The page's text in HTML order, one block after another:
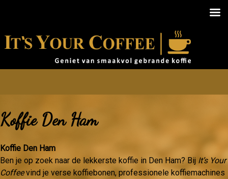
Koffie Den Ham
Koffie Den Ham
Ben je op zoek naar de lekkerste koffie in Den Ham? Bij It’s Your
Coffeevind je verse koffiebonen, professionele koffiemachines